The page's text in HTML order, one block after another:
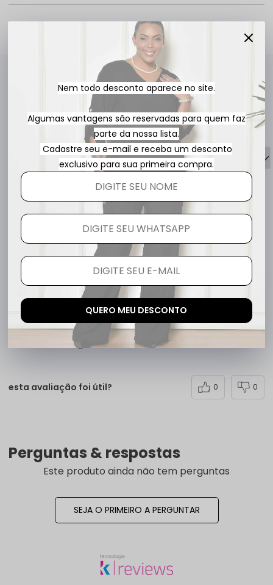
Avaliações
4.5
QUERO AVALIAR
2 avaliações
há 5 meses
esta avaliação foi útil?
Daniela M.
comprador verificado
esta avaliação foi útil? 0 0
Perguntas & respostas
Este produto ainda não tem perguntas
SEJA O PRIMEIRO A PERGUNTAR
Nem todo desconto aparece no site.
Algumas vantagens são reservadas para quem faz
parte da nossa lista.
Cadastre seu e-mail e receba um desconto
exclusivo para sua primeira compra.
QUERO MEU DESCONTO